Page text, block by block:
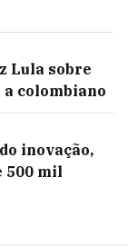
Lula sobre
colombiano
inovação,
500 mil